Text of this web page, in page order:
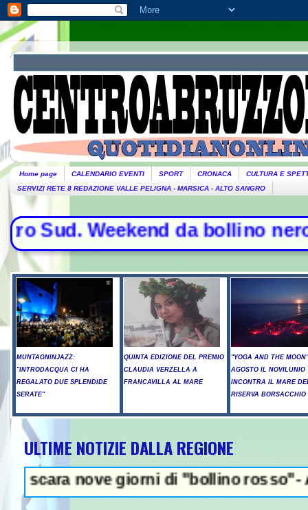
Home page CALENDARIO EVENTI SPORT CRONACA
CULTURA E
SERVIZI RETE 8 REDAZIONE VALLE PELIGNA - MARSICA - ALTO SANGRO
da bollino nero per
MUNTAGNINJAZZ:
"INTRODACQUA CI HA
REGALATO DUE SPLENDIDE
SERATE"
QUINTA EDIZIONE DEL PREMIO
CLAUDIA VERZELLA A
FRANCAVILLA AL MARE
"YOGA AND THE
AGOSTO IL NOVILUNIO
INCONTRA IL MARE
RISERVA BORSACCHIO
ULTIME NOTIZIE DALLA REGIONE
giorni di "bollino rosso"-
NEWS IN